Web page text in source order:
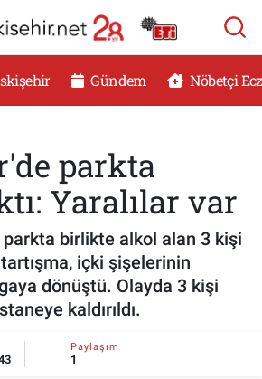
Gündem Nöbetçi
parkta
Yaralılar var
parkta birlikte alkol alan 3 kişi
tartışma, içki şişelerinin
dönüştü. Olayda 3 kişi
kaldırıldı.
Paylaşım
1
Eczaneler
Vakitleri
Yoğunluk Haritası
Durumu ve Fikstür